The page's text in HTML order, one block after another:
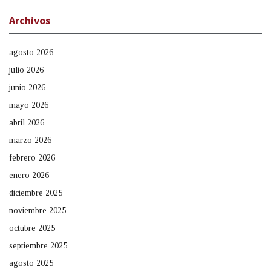
Archivos
agosto 2026
julio 2026
junio 2026
mayo 2026
abril 2026
marzo 2026
febrero 2026
enero 2026
diciembre 2025
noviembre 2025
octubre 2025
septiembre 2025
agosto 2025